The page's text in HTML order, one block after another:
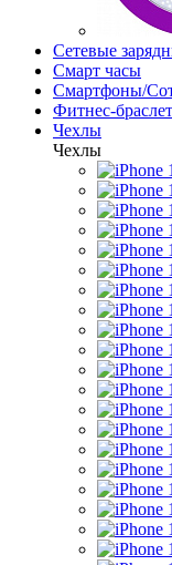
Сетевые
Смарт часы
Смартфоны/
Фитнес-
Чехлы
Чехлы